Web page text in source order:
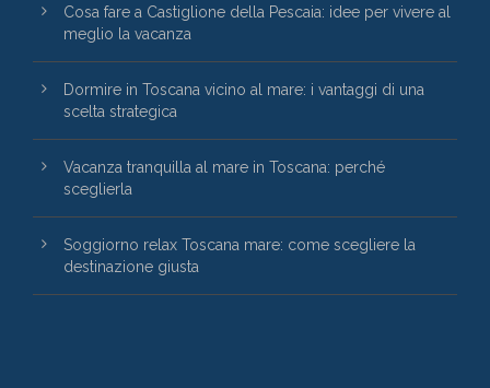
Cosa fare a Castiglione della Pescaia: idee per vivere al
meglio la vacanza
Dormire in Toscana vicino al mare: i vantaggi di una
scelta strategica
Vacanza tranquilla al mare in Toscana: perché
sceglierla
Soggiorno relax Toscana mare: come scegliere la
destinazione giusta